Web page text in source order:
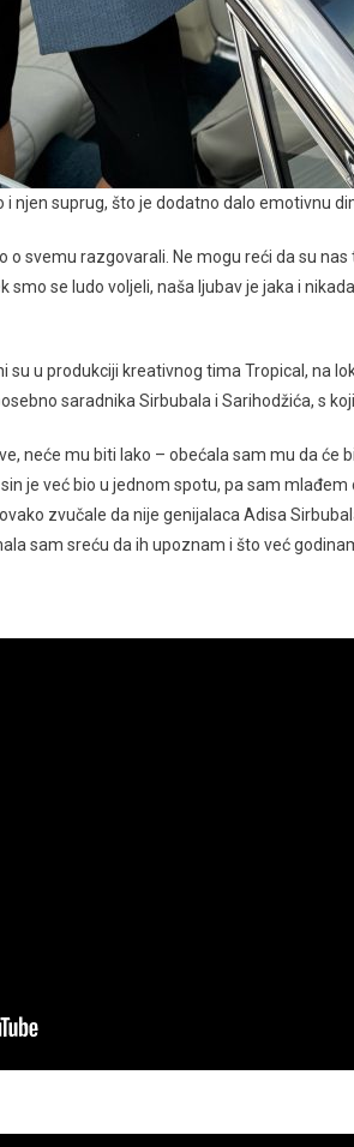
njen suprug, što je dodatno dalo emotivnu
o svemu razgovarali. Ne mogu reći da su
smo se ludo voljeli, naša ljubav je jaka i
u produkciji kreativnog tima Tropical, na
saradnika Sirbubala i Sarihodžića, s
neće mu biti lako – obećala sam mu da će
je već bio u jednom spotu, pa sam
zvučale da nije genijalaca Adisa
sam sreću da ih upoznam i što već